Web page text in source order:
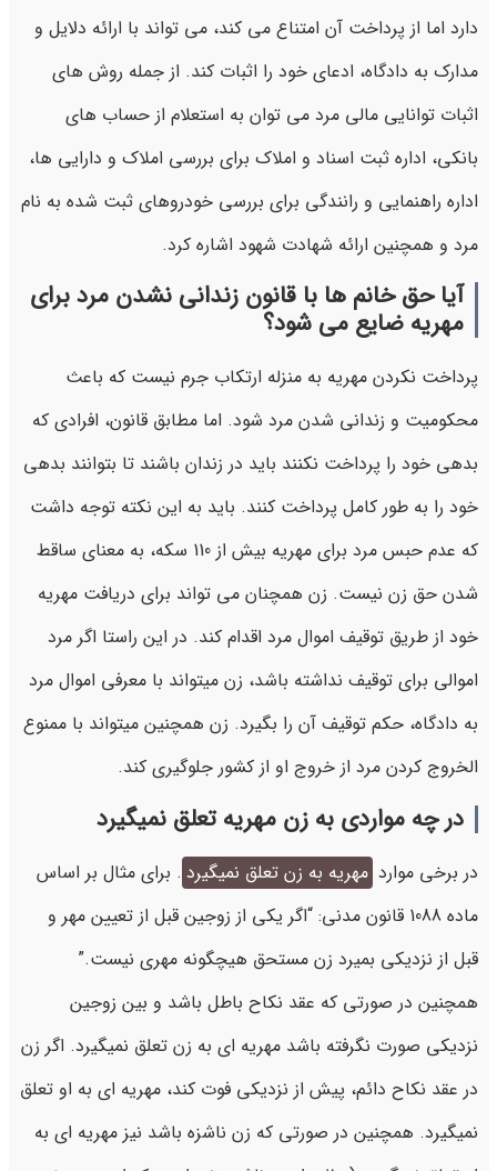
دارد اما از پرداخت آن امتناع می کند، می تواند با ارائه دلایل و
مدارک به دادگاه، ادعای خود را اثبات کند. از جمله روش های
اثبات توانایی مالی مرد می توان به استعلام از حساب های
بانکی، اداره ثبت اسناد و املاک برای بررسی املاک و دارایی ها،
اداره راهنمایی و رانندگی برای بررسی خودروهای ثبت شده به نام
مرد و همچنین ارائه شهادت شهود اشاره کرد.
آیا حق خانم ها با قانون زندانی نشدن مرد برای
مهریه ضایع می شود؟
پرداخت نکردن مهریه به منزله ارتکاب جرم نیست که باعث
محکومیت و زندانی شدن مرد شود. اما مطابق قانون، افرادی که
بدهی خود را پرداخت نکنند باید در زندان باشند تا بتوانند بدهی
خود را به طور کامل پرداخت کنند. باید به این نکته توجه داشت
که عدم حبس مرد برای مهریه بیش از 110 سکه، به معنای ساقط
شدن حق زن نیست. زن همچنان می تواند برای دریافت مهریه
خود از طریق توقیف اموال مرد اقدام کند. در این راستا اگر مرد
اموالی برای توقیف نداشته باشد، زن میتواند با معرفی اموال مرد
به دادگاه، حکم توقیف آن را بگیرد. زن همچنین میتواند با ممنوع
الخروج کردن مرد از خروج او از کشور جلوگیری کند.
در چه مواردی به زن مهریه تعلق نمیگیرد
در برخی موارد مهریه به زن تعلق نمیگیرد . برای مثال بر اساس
ماده 1088 قانون مدنی: “اگر یکی از زوجین قبل از تعیین مهر و
قبل از نزدیکی بمیرد زن مستحق هیچگونه مهری نیست.”
همچنین در صورتی که عقد نکاح باطل باشد و بین زوجین
نزدیکی صورت نگرفته باشد مهریه ای به زن تعلق نمیگیرد. اگر زن
در عقد نکاح دائم، پیش از نزدیکی فوت کند، مهریه ای به او تعلق
نمیگیرد. همچنین در صورتی که زن ناشزه باشد نیز مهریه ای به